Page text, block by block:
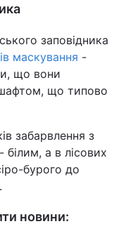
заповідника
маскування -
що вони
що типово
забарвлення з
а в лісових
бурого до
новини: